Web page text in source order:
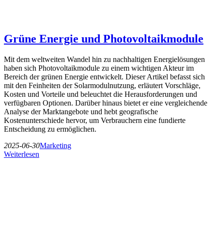
Grüne Energie und Photovoltaikmodule
Mit dem weltweiten Wandel hin zu nachhaltigen Energielösungen
haben sich Photovoltaikmodule zu einem wichtigen Akteur im
Bereich der grünen Energie entwickelt. Dieser Artikel befasst sich
mit den Feinheiten der Solarmodulnutzung, erläutert Vorschläge,
Kosten und Vorteile und beleuchtet die Herausforderungen und
verfügbaren Optionen. Darüber hinaus bietet er eine vergleichende
Analyse der Marktangebote und hebt geografische
Kostenunterschiede hervor, um Verbrauchern eine fundierte
Entscheidung zu ermöglichen.
2025-06-30Marketing
Weiterlesen